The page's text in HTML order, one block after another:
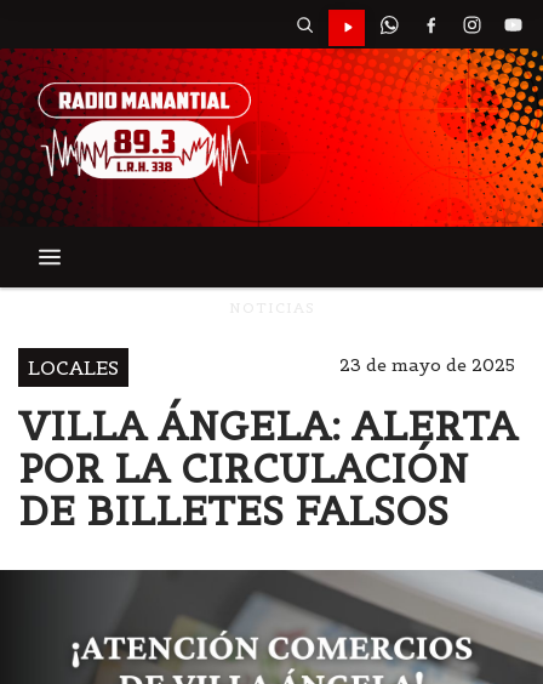
LOCALES 23 de mayo de 2025
VILLA ÁNGELA: ALERTA
POR LA CIRCULACIÓN
DE BILLETES FALSOS